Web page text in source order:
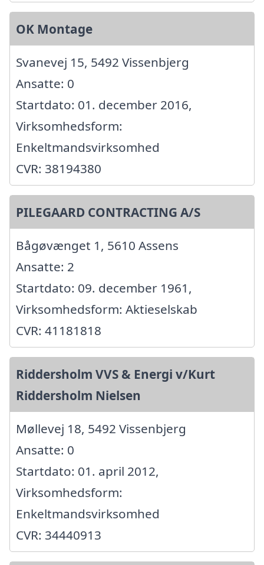
OK Montage
Svanevej 15, 5492 Vissenbjerg
Ansatte: 0
Startdato: 01. december 2016,
Virksomhedsform:
Enkeltmandsvirksomhed
CVR: 38194380
PILEGAARD CONTRACTING A/S
Bågøvænget 1, 5610 Assens
Ansatte: 2
Startdato: 09. december 1961,
Virksomhedsform: Aktieselskab
CVR: 41181818
Riddersholm VVS & Energi v/Kurt
Riddersholm Nielsen
Møllevej 18, 5492 Vissenbjerg
Ansatte: 0
Startdato: 01. april 2012,
Virksomhedsform:
Enkeltmandsvirksomhed
CVR: 34440913